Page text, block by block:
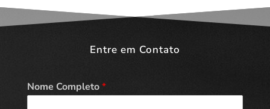
Entre em Contato
Nome Completo*